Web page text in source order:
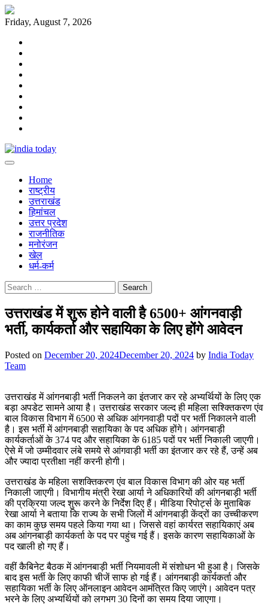
Skip
to
Friday, August 7, 2026
Home
राष्ट्रीय
उत्तराखंड
हिमांचल
उत्तर प्रदेश
राजनीतिक
मनोरंजन
खेल
धर्म-कर्म
Search
for:
उत्तराखंड में शुरू होने वाली है 6500+ आंगनवाड़ी
भर्ती, कार्यकर्ता और सहायिका के लिए होंगे आवेदन
Posted on December 20, 2024December 20, 2024 by India Today
Team
उत्तराखंड में आंगनबाड़ी भर्ती निकलने का इंतजार कर रहे अभ्यर्थियों के लिए एक
बड़ा अपडेट सामने आया है। उत्तराखंड सरकार जल्द ही महिला सश्क्तिकरण एंव
बाल विकास विभाग में 6500 से अधिक आंगनवाड़ी पदों पर भर्ती निकालने वाली
है। इस भर्ती में आंगनबाड़ी सहायिका के पद अधिक होंगे। आंगनबाड़ी
कार्यकर्ताओं के 374 पद और सहायिका के 6185 पदों पर भर्ती निकाली जाएगी।
ऐसे में जो उम्मीदवार लंबे समये से आंगवाड़ी भर्ती का इंतजार कर रहे हैं, उन्हें अब
और ज्यादा प्रतीक्षा नहीं करनी होगी।
उत्तराखंड के महिला सशक्तिकरण एंव बाल विकास विभाग की ओर यह भर्ती
निकाली जाएगी। विभागीय मंत्री रेखा आर्या ने अधिकारियों की आंगनबाड़ी भर्ती
की प्रक्रिया जल्द शुरू करने के निर्देश दिए हैं। मीडिया रिपोर्ट्स के मुताबिक
रेखा आर्या ने बताया कि राज्य के सभी जिलों में आंगनबाड़ी केंद्रों का उच्चीकरण
का काम कुछ समय पहले किया गया था। जिससे वहां कार्यरत सहायिकाएं अब
अब आंगनबाड़ी कार्यकर्ता के पद पर पहुंच गई हैं। इसके कारण सहायिकाओं के
पद खाली हो गए हैं।
वहीं कैबिनेट बैठक में आंगनबाड़ी भर्ती नियमावली में संशोधन भी हुआ है। जिसके
बाद इस भर्ती के लिए काफी चीजें साफ हो गई हैं। आंगनबाड़ी कार्यकर्ता और
सहायिका भर्ती के लिए ऑनलाइन आवेदन आमंत्रित किए जाएंगे। आवेदन पत्र
भरने के लिए अभ्यर्थियों को लगभग 30 दिनों का समय दिया जाएगा।